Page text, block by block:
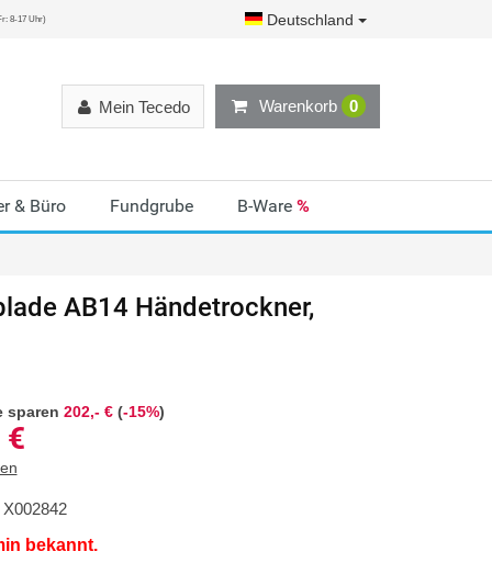
8-17 Uhr) Deutschland
Warenkorb 0
Mein Tecedo
& Büro Fundgrube B-Ware %
AB14 Händetrockner,
sparen 202,- €(-15%)
€
X002842
bekannt.